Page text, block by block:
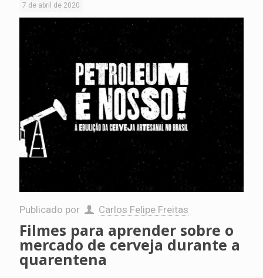
7 de abril de 2020
Publicado por Carlos Felipe Freitas
Filmes para aprender sobre o
mercado de cerveja durante a
quarentena